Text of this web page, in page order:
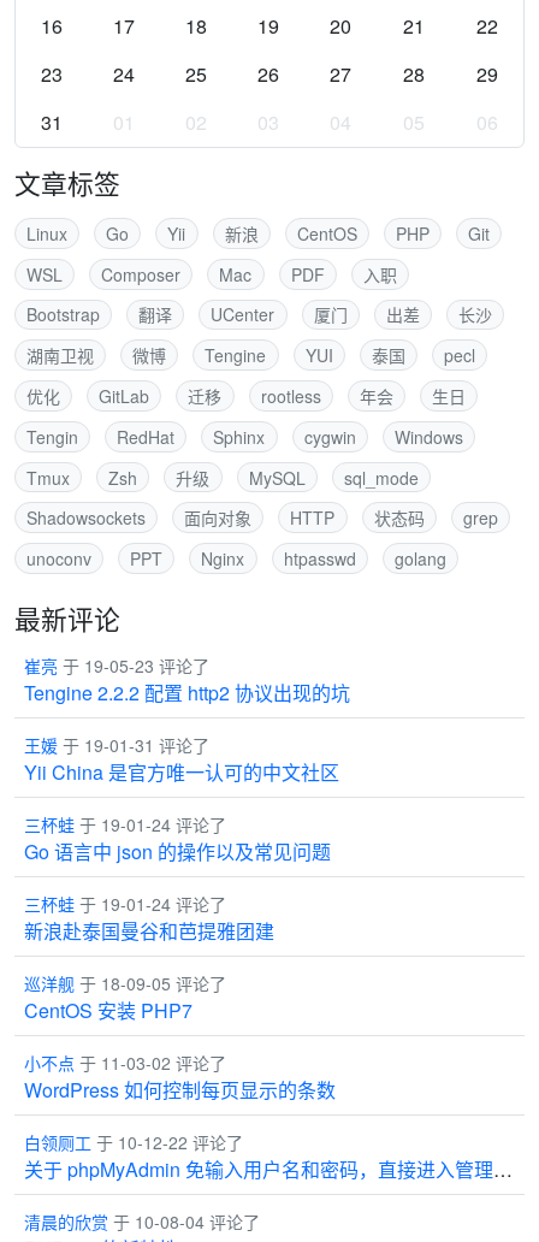
16
17 18 19 20 21
22
23
24 25 26 27 28
29
31
01 02 03 04 05 06
文章标签
Linux Go Yii 新浪 CentOS PHP
Git
WSL
Composer Mac PDF
入职
Bootstrap
翻译 UCenter 厦门 出差
长沙
湖南卫视
微博 Tengine YUI 泰国
pecl
优化
GitLab 迁移 rootless 年会
生日
Tengin
RedHat Sphinx cygwin
Windows
Tmux
Zsh 升级 MySQL
sql_mode
Shadowsockets
面向对象 HTTP 状态码
grep
unoconv
PPT Nginx htpasswd golang
最新评论
崔亮 于 19-05-23 评论了
Tengine 2.2.2 配置 http2 协议出现的坑
王媛 于 19-01-31 评论了
Yii China 是官方唯一认可的中文社区
三杯蛙 于 19-01-24 评论了
Go 语言中 json 的操作以及常见问题
三杯蛙 于 19-01-24 评论了
新浪赴泰国曼谷和芭提雅团建
巡洋舰 于 18-09-05 评论了
CentOS 安装 PHP7
小不点 于 11-03-02 评论了
WordPress 如何控制每页显示的条数
白领厕工 于 10-12-22 评论了
关于 phpMyAdmin 免输入用户名和密码，直接进入管理界面
清晨的欣赏 于 10-08-04 评论了